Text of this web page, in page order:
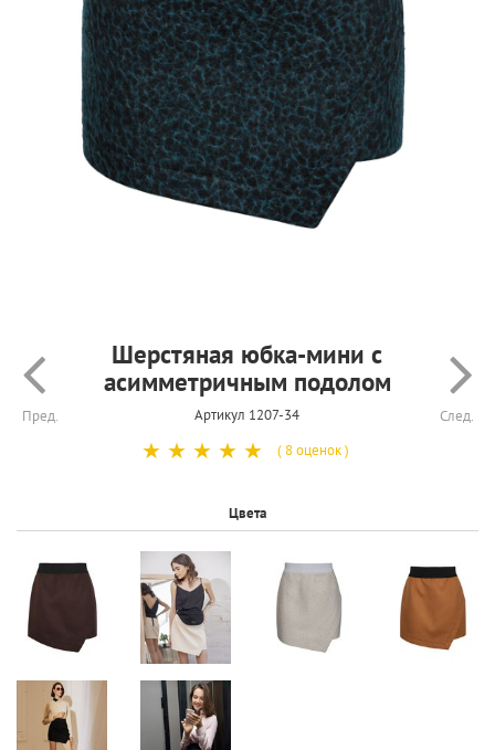
Пред.
Шерстяная юбка-мини с
асимметричным подолом
Артикул 1207-34 След.
☆
☆
☆
☆
☆ ( 8 оценок )
Цвета